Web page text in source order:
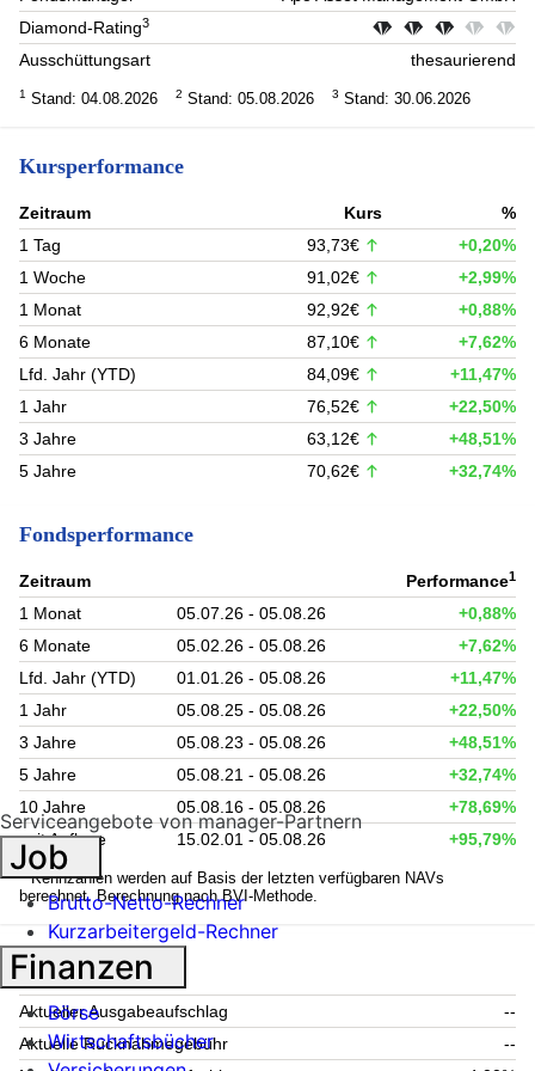
Diamond-Rating3
Ausschüttungsart thesaurierend
1 Stand: 04.08.2026 2 Stand: 05.08.2026 3 Stand: 30.06.2026
Kursperformance
Zeitraum Kurs
%
1 Tag
93,73€
+0,20%
1 Woche
91,02€
+2,99%
1 Monat
92,92€
+0,88%
6 Monate
87,10€
+7,62%
Lfd. Jahr (YTD)
84,09€
+11,47%
1 Jahr
76,52€
+22,50%
3 Jahre
63,12€
+48,51%
5 Jahre
70,62€ +32,74%
Fondsperformance
Zeitraum Performance1
1 Monat 05.07.26 - 05.08.26
+0,88%
6 Monate
05.02.26 - 05.08.26
+7,62%
Lfd. Jahr (YTD)
01.01.26 - 05.08.26
+11,47%
1 Jahr
05.08.25 - 05.08.26
+22,50%
3 Jahre
05.08.23 - 05.08.26
+48,51%
5 Jahre
05.08.21 - 05.08.26
+32,74%
10 Jahre
05.08.16 - 05.08.26
+78,69%
seit Auflage
15.02.01 - 05.08.26 +95,79%
1 Kennzahlen werden auf Basis der letzten verfügbaren NAVs
berechnet. Berechnung nach BVI-Methode.
Fondsgebühren
Aktueller Ausgabeaufschlag
--
Aktuelle Rücknahmegebühr
--
Serviceangebote von manager-Partnern
Job
Brutto-Netto-Rechner
Kurzarbeitergeld-Rechner
Finanzen
Börse
Wirtschaftsbücher